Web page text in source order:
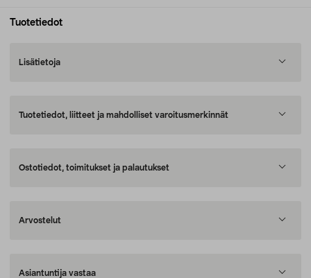
Tuotetiedot
Lisätietoja
Tuotetiedot, liitteet ja mahdolliset varoitusmerkinnät
Ostotiedot, toimitukset ja palautukset
Arvostelut
Asiantuntija vastaa